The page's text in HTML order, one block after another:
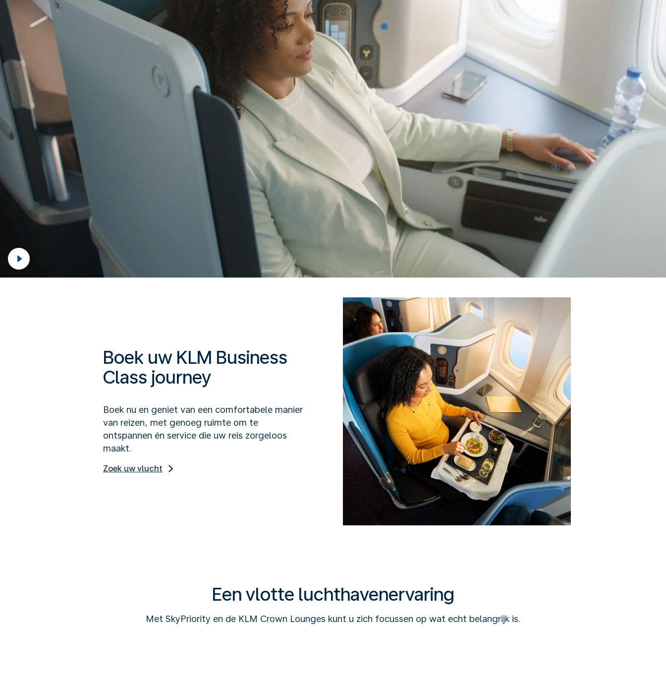
Boek uw KLM Business
Class journey
Boek nu en geniet van een comfortabele manier
van reizen, met genoeg ruimte om te
ontspannen én service die uw reis zorgeloos
maakt.
Zoek uw vlucht
Een vlotte luchthavenervaring
Met SkyPriority en de KLM Crown Lounges kunt u zich focussen op wat echt belangrijk is.